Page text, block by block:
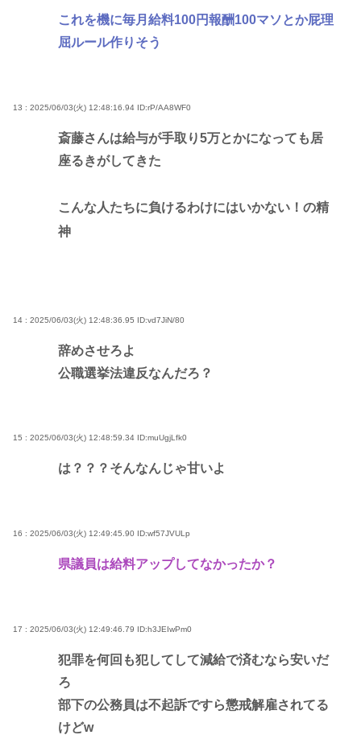
これを機に毎月給料100円報酬100マソとか屁理
屈ルール作りそう
13 : 2025/06/03(火) 12:48:16.94 ID:rP/AA8WF0
斎藤さんは給与が手取り5万とかになっても居
座るきがしてきた
こんな人たちに負けるわけにはいかない！の精
神
14 : 2025/06/03(火) 12:48:36.95 ID:vd7JiN/80
辞めさせろよ
公職選挙法違反なんだろ？
15 : 2025/06/03(火) 12:48:59.34 ID:muUgjLfk0
は？？？そんなんじゃ甘いよ
16 : 2025/06/03(火) 12:49:45.90 ID:wf57JVULp
県議員は給料アップしてなかったか？
17 : 2025/06/03(火) 12:49:46.79 ID:h3JEIwPm0
犯罪を何回も犯してして減給で済むなら安いだ
ろ
部下の公務員は不起訴ですら懲戒解雇されてる
けどw